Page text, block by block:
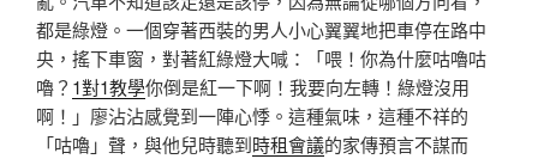
都是綠燈。一個穿著西裝的男人小心翼翼地把車停在路中
央，搖下車窗，對著紅綠燈大喊：「喂！你為什麼咕嚕咕
嚕？ 1對1教學你倒是紅一下啊！我要向左轉！綠燈沒用
啊！」廖沾沾感覺到一陣心悸。這種氣味，這種不祥的
「咕嚕」聲，與他兒時聽到時租會議的家傳預言不謀而